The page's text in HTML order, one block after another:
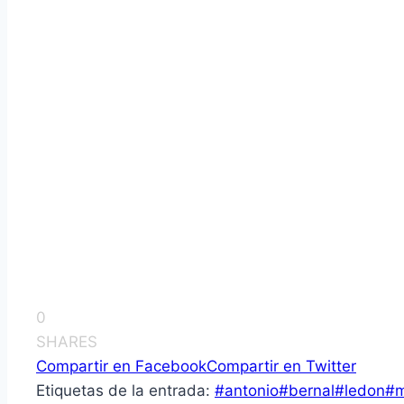
0
SHARES
Compartir en FacebookCompartir en Twitter
Etiquetas de la entrada: #antonio#bernal#ledon#